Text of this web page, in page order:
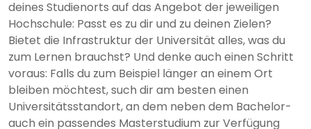
deines Studienorts auf das Angebot der jeweiligen
Hochschule: Passt es zu dir und zu deinen Zielen?
Bietet die Infrastruktur der Universität alles, was du
zum Lernen brauchst? Und denke auch einen Schritt
voraus: Falls du zum Beispiel länger an einem Ort
bleiben möchtest, such dir am besten einen
Universitätsstandort, an dem neben dem Bachelor-
auch ein passendes Masterstudium zur Verfügung